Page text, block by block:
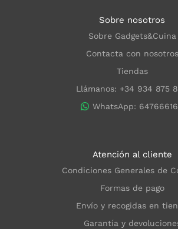
Sobre nosotros
Sobre Gadgets&Cuina
Contacta con nosotros
Tiendas
Llámanos: +34 934 875
WhatsApp:
Atención al cliente
Condiciones Generales de
Formas de pago
Envío y recogidas en
Garantía y